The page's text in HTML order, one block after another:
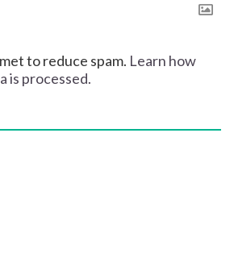
to reduce spam. Learn how
is processed.